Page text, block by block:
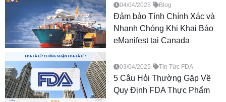
04/04/2025 Blog
Đảm bảo Tính Chính Xác và
Nhanh Chóng Khi Khai Báo
eManifest tại Canada
03/04/2025 Tin Tức FDA
5 Câu Hỏi Thường Gặp Về
Quy Định FDA Thực Phẩm